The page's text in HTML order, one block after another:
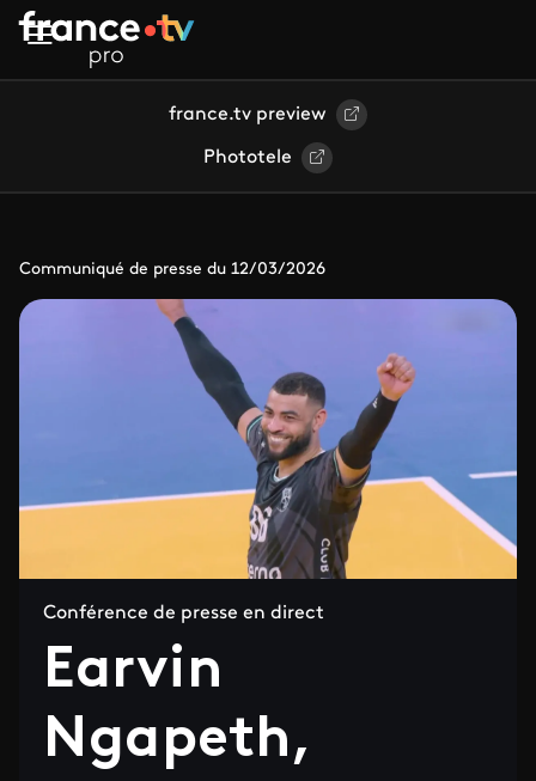
Aller au contenu principal
france.tv preview
Phototele
Communiqué de presse du 12/03/2026
Conférence de presse en direct
Earvin
Ngapeth,